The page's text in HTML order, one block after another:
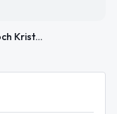
Gamla vänners dag och Kristi himmelsfärdsafton – så ser tisdagen ut